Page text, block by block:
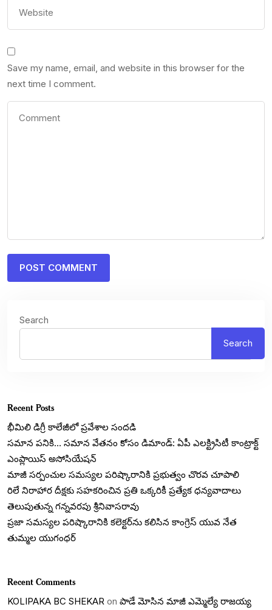
Save my name, email, and website in this browser for the
next time I comment.
Search
Search
Recent Posts
భీమిలి డిగ్రీ కాలేజీలో ప్రవేశాల సందడి
సమాన పనికి… సమాన వేతనం కోసం డిమాండ్: ఏపీ ఎలక్ట్రిసిటీ కాంట్రాక్ట్
ఎంప్లాయిస్ అసోసియేషన్
మాజీ సర్పంచుల సమస్యల పరిష్కారానికి ప్రభుత్వం చొరవ చూపాలి
రిలే నిరాహార దీక్షకు సహకరించిన ప్రతి ఒక్కరికీ ప్రత్యేక ధన్యవాదాలు
తెలుపుతున్న గన్నవరపు శ్రీనివాసరావు
ప్రజా సమస్యల పరిష్కారానికి కలెక్టర్‌ను కలిసిన కాంగ్రెస్ యువ నేత
తుమ్మల యుగంధర్
Recent Comments
KOLIPAKA BC SHEKAR on పాడే మోసిన మాజీ ఎమ్మెల్యే రాజయ్య